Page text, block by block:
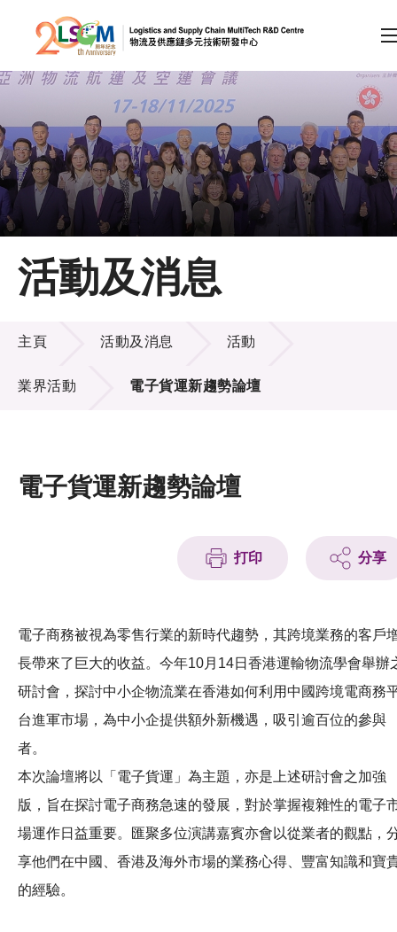
跳到內容（按回車鍵）
會員登入
A A EN 繁 简
主頁
關於LSCM
技術商品化
項目及資助計劃
活動及消息
獎項
科技分享
會籍
活動及消息
活動及消息
主頁 活動及消息 活動
業界活動 電子貨運新趨勢論壇
電子貨運新趨勢論壇
打印 分享
電子商務被視為零售行業的新時代趨勢，其跨境業務的客戶
長帶來了巨大的收益。今年10月14日香港運輸物流學會舉辦
研討會，探討中小企物流業在香港如何利用中國跨境電商務
台進軍市場，為中小企提供額外新機遇，吸引逾百位的參與
者。
本次論壇將以「電子貨運」為主題，亦是上述研討會之加強
版，旨在探討電子商務急速的發展，對於掌握複雜性的電子
場運作日益重要。匯聚多位演講嘉賓亦會以從業者的觀點，
享他們在中國、香港及海外市場的業務心得、豐富知識和寶
的經驗。